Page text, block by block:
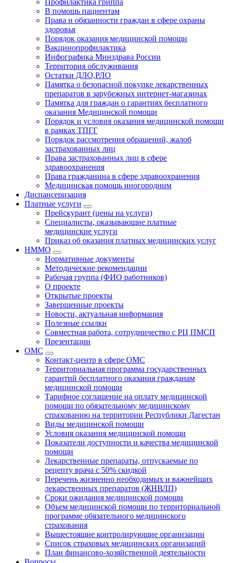
В помощь пациентам
Права и обязанности граждан в сфере охраны
здоровья
Порядок оказания медицинской помощи
Вакцинопрофилактика
Инфографика Минздрава России
Территория обслуживания
Остатки ДЛО,РЛО
Памятка о безопасной покупке лекарственных
препаратов в зарубежных интернет-магазинах
Памятка для граждан о гарантиях бесплатного
оказания Медицинской помощи
Порядок и условия оказания медицинской помощи
в рамках ТПГГ
Порядок рассмотрения обращений, жалоб
застрахованных лиц
Права застрахованных лиц в сфере
здравоохранения
Права гражданина в сфере здравоохранения
Медицинская помощь иногородним
Диспансеризация
Платные услуги
Прейскурант (цены на услуги)
Специалисты, оказывающие платные
медицинские услуги
Приказ об оказания платных медицинских услуг
НММО
Нормативные документы
Методические рекомендации
Рабочая группа (ФИО работников)
О проекте
Открытые проекты
Завершенные проекты
Новости, актуальная информация
Полезные ссылки
Совместная работа, сотрудничество с РЦ ПМСП
Презентации
ОМС
Контакт-центр в сфере ОМС
Территориальная программа государственных
гарантий бесплатного оказания гражданам
медицинской помощи
Тарифное соглашение на оплату медицинской
помощи по обязательному медицинскому
страхованию на территории Республики Дагестан
Виды медицинской помощи
Условия оказания медицинской помощи
Показатели доступности и качества медицинской
помощи
Лекарственные препараты, отпускаемые по
рецепту врача с 50% скидкой
Перечень жизненно необходимых и важнейших
лекарственных препаратов (ЖНВЛП)
Сроки ожидания медицинской помощи
Объем медицинской помощи по территориальной
программе обязательного медицинского
страхования
Вышестоящие контролирующие организации
Список страховых медицинских организаций
План финансово-хозяйственной деятельности